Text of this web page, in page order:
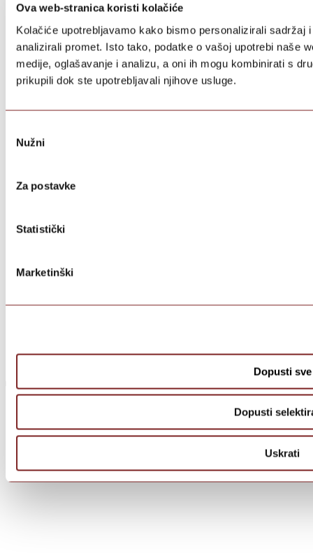
Ova web-stranica koristi kolačiće
Kolačiće upotrebljavamo kako bismo personalizirali sadržaj
analizirali promet. Isto tako, podatke o vašoj upotrebi naše
medije, oglašavanje i analizu, a oni ih mogu kombinirati s
prikupili dok ste upotrebljavali njihove usluge.
pristanka
Nužni
Za postavke
Statistički
Marketinški
Dopusti sve
Dopusti
Uskrati